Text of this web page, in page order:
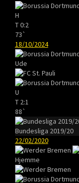
H
T0:2
73`
18/10/2024
Ude
U
T 2:1
88`
Bundesliga 2019/20
22/02/2020
Hjemme